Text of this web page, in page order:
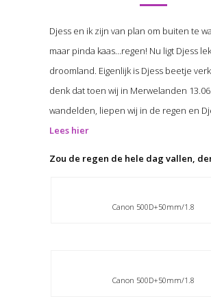
Djess en ik zijn van plan om buiten te
maar pinda kaas…regen! Nu ligt Djess
droomland. Eigenlijk is Djess beetje
denk dat toen wij in Merwelanden
wandelden, liepen wij in de regen en
Lees hier
Zou de regen de hele dag vallen,
Canon 500D+50mm/1.8
Canon 500D+50mm/1.8